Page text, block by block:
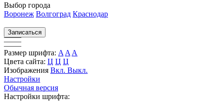
Выбор города
Воронеж Волгоград Краснодар
Записаться
Размер шрифта: A A A
Цвета сайта: Ц Ц Ц
Изображения Вкл. Выкл.
Настройки
Обычная версия
Настройки шрифта: